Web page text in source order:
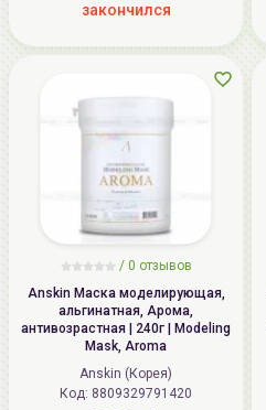
закончился
/ 0 отзывов
Anskin Маска моделирующая,
альгинатная, Арома,
антивозрастная | 240г | Modeling
Mask, Aroma
Anskin (Корея)
Код: 8809329791420